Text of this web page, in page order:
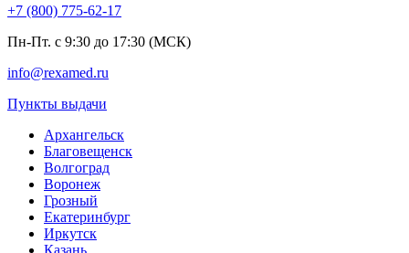
+7 (800) 775-62-17
Пн-Пт. с 9:30 до 17:30 (МСК)
info@rexamed.ru
Пункты выдачи
Архангельск
Благовещенск
Волгоград
Воронеж
Грозный
Екатеринбург
Иркутск
Казань